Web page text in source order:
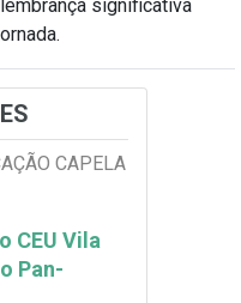
significativa
CAPELA
CEU Vila
Pan-